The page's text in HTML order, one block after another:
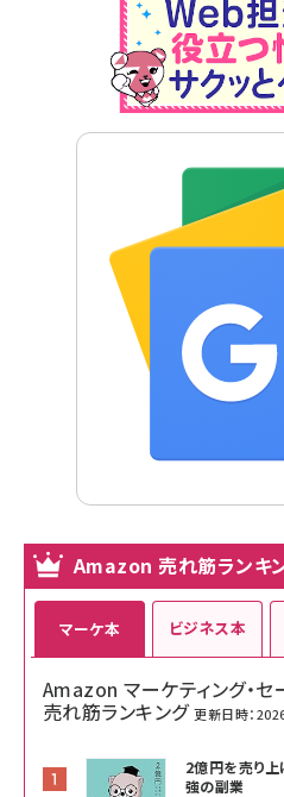
Amazon 売れ筋ランキ
マーケ本
Amazon マーケティング・
売れ筋ランキング 更新日時：
2億円を売り
強の副業
ビジネス本